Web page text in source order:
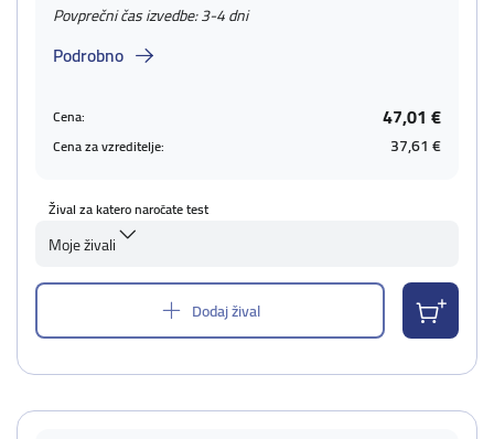
Povprečni čas izvedbe: 3-4 dni
Podrobno
Cena: 47,01 €
Cena za vzreditelje: 37,61 €
Žival za katero naročate test
Moje živali
Dodaj žival